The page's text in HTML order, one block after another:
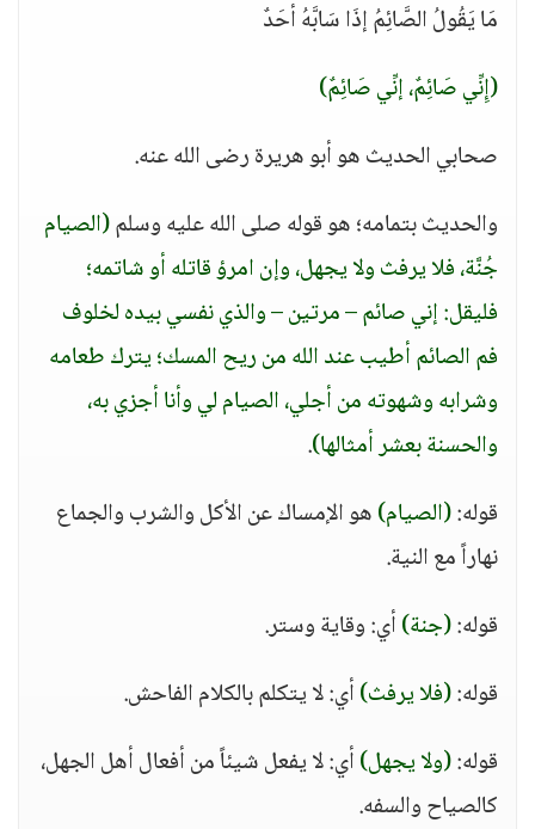
مَا يَقُولُ الصَّائِمُ إذَا سَابَّهُ أحَدٌ
(إِنِّي صَائِمٌ، إنِّي صَائِمٌ)
صحابي الحديث هو أبو هريرة رضى الله عنه.
والحديث بتمامه؛ هو قوله صلى الله عليه وسلم(الصيام
جُنَّة، فلا يرفث ولا يجهل، وإن امرؤ قاتله أو شاتمه؛
فليقل: إني صائم – مرتين – والذي نفسي بيده لخلوف
فم الصائم أطيب عند الله من ريح المسك؛ يترك طعامه
وشرابه وشهوته من أجلي، الصيام لي وأنا أجزي به،
والحسنة بعشر أمثالها).
قوله:(الصيام)هو الإمساك عن الأكل والشرب والجماع
نهاراً مع النية.
قوله:(جنة)أي: وقاية وستر.
قوله:(فلا يرفث)أي: لا يتكلم بالكلام الفاحش.
قوله:(ولا يجهل)أي: لا يفعل شيئاً من أفعال أهل الجهل،
كالصياح والسفه.